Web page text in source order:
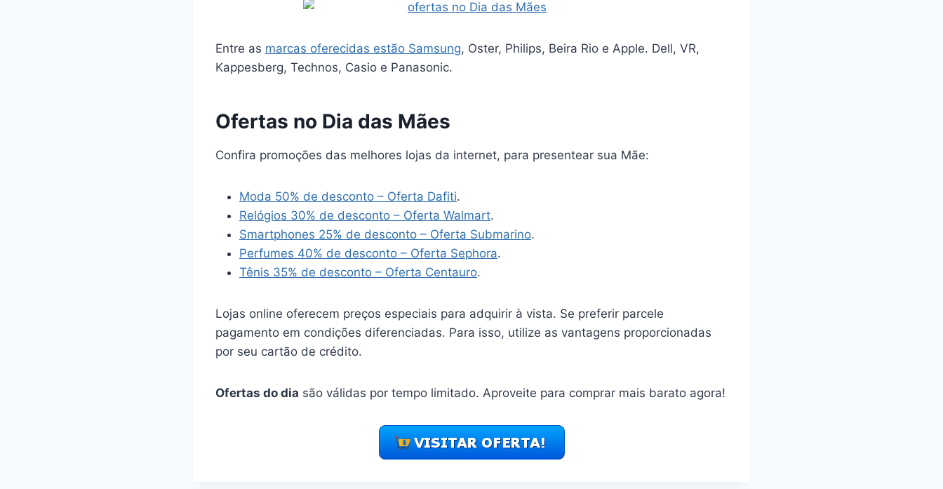
Entre as marcas oferecidas estão Samsung, Oster, Philips, Beira Rio e Apple. Dell, VR,
Kappesberg, Technos, Casio e Panasonic.
Ofertas no Dia das Mães
Confira promoções das melhores lojas da internet, para presentear sua Mãe:
Moda 50% de desconto – Oferta Dafiti.
Relógios 30% de desconto – Oferta Walmart.
Smartphones 25% de desconto – Oferta Submarino.
Perfumes 40% de desconto – Oferta Sephora.
Tênis 35% de desconto – Oferta Centauro.
Lojas online oferecem preços especiais para adquirir à vista. Se preferir parcele
pagamento em condições diferenciadas. Para isso, utilize as vantagens proporcionadas
por seu cartão de crédito.
Ofertas do dia são válidas por tempo limitado. Aproveite para comprar mais barato agora!